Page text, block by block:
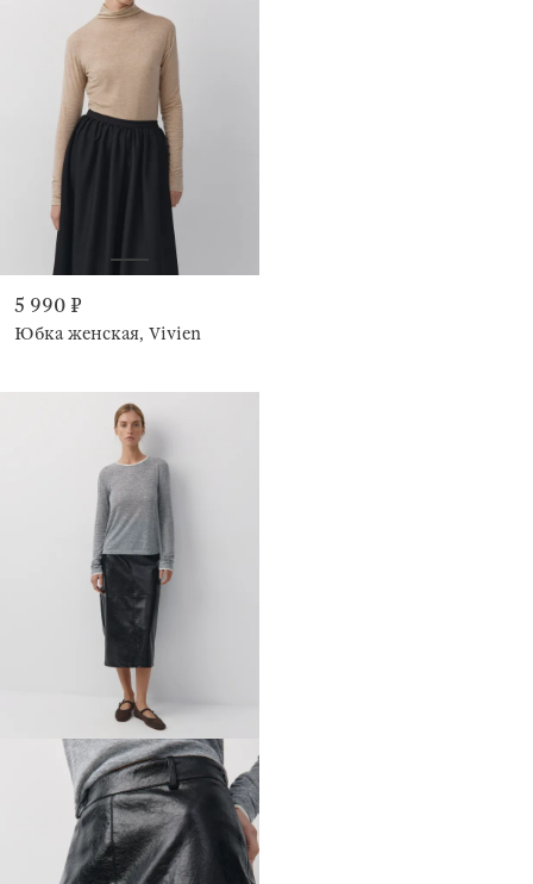
5 990 ₽
Юбка женская, Vivien